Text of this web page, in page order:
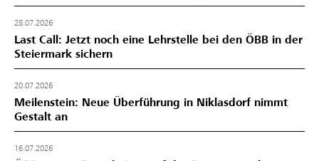
28.07.2026
Last Call: Jetzt noch eine Lehrstelle bei den ÖBB in der
Steiermark sichern
20.07.2026
Meilenstein: Neue Überführung in Niklasdorf nimmt
Gestalt an
16.07.2026